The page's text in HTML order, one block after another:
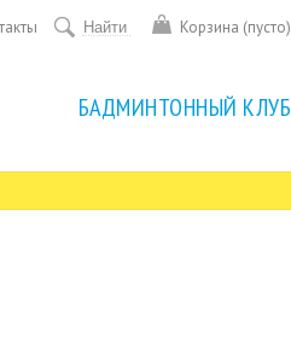
Корзина (пусто)
Форма
Поиск
БАДМИНТОННЫЙ КЛУБ